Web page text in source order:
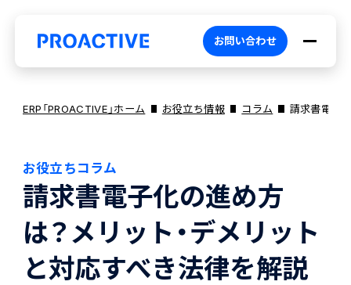
PROACTIVEとは
特長・選ばれる理由
プロダクト
お問い合わせ
ERP「PROACTIVE」ホーム お役立ち情報 コラム 請求書電子
お役立ちコラム
請求書電子化の進め方
は？メリット・デメリット
と対応すべき法律を解説